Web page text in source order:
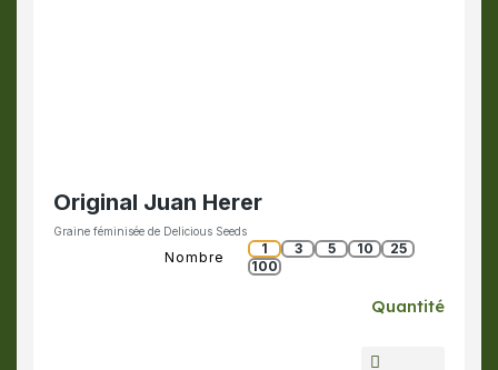
Original Juan Herer
Graine féminisée de Delicious Seeds
Nombre
1 3 5 10
25
100
Quantité